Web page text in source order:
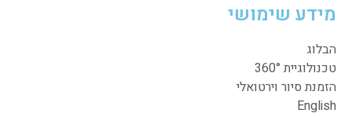
מידע שימושי
הבלוג
טכנולוגיית 360°
הזמנת סיור וירטואלי
English